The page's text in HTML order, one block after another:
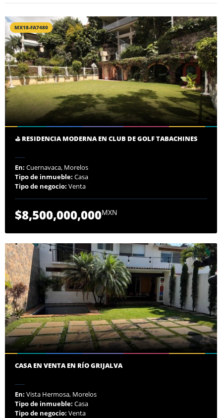
MX18-FA7480
⛳ RESIDENCIA MODERNA EN CLUB DE GOLF TABACHINES
En: Cuernavaca, Morelos
Tipo de inmueble: Casa
Tipo de negocio: Venta
$8,500,000,000MXN
CASA EN VENTA EN RÍO GRIJALVA
En: Vista Hermosa, Morelos
Tipo de inmueble: Casa
Tipo de negocio: Venta